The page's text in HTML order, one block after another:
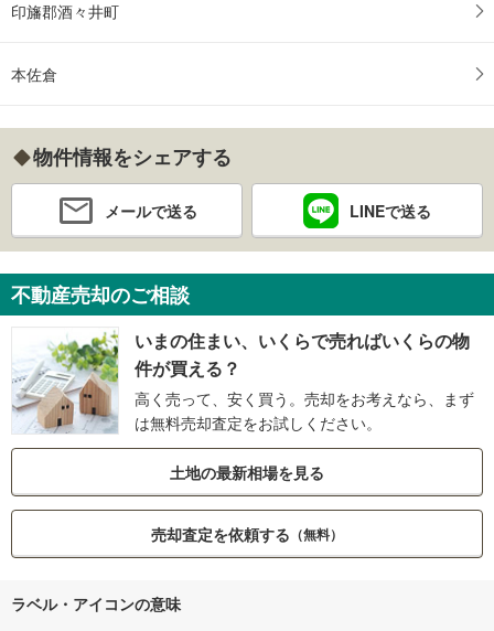
印旛郡酒々井町
本佐倉
物件情報をシェアする
メールで送る LINEで送る
不動産売却のご相談
いまの住まい、いくらで売ればいくらの物
件が買える？
高く売って、安く買う。売却をお考えなら、まず
は無料売却査定をお試しください。
土地の最新相場を見る
売却査定を依頼する （無料）
ラベル・アイコンの意味